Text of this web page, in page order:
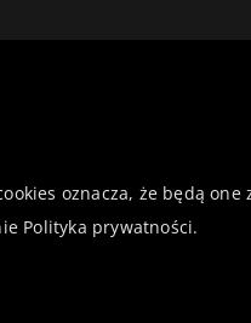
oznacza, że będą one
Polityka prywatności.